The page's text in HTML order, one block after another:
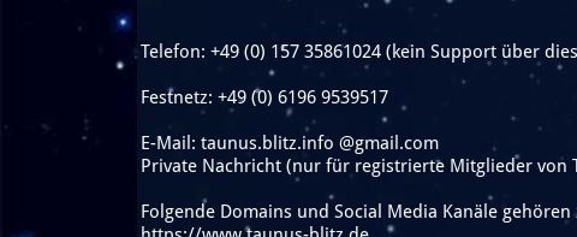
Telefon: +49 (0) 157 35861024 (kein Support über
Festnetz: +49 (0) 6196 9539517
E-Mail: taunus.blitz.info @gmail.com
Private Nachricht (nur für registrierte Mitglieder von
Folgende Domains und Social Media Kanäle